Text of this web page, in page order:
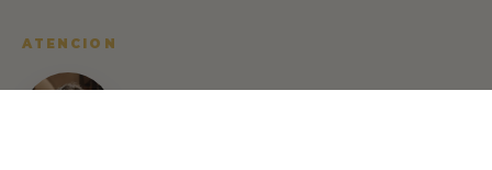
ATENCION